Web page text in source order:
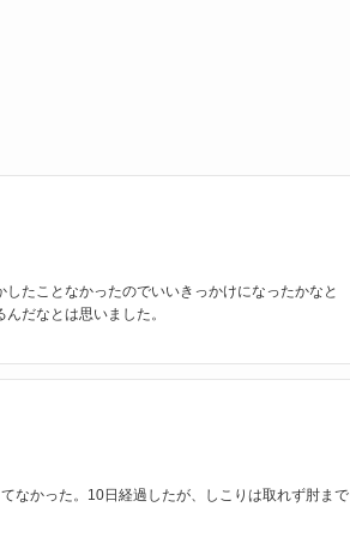
たことなかったのでいいきっかけになったかなと
だなとは思いました。
なかった。10日経過したが、しこりは取れず肘まで